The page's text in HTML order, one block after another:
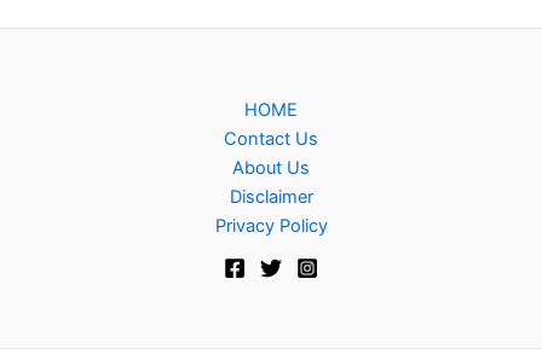
HOME
Contact Us
About Us
Disclaimer
Privacy Policy